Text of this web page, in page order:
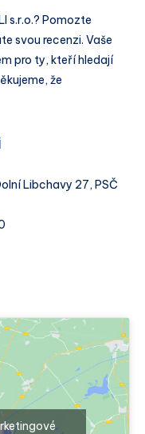
s.r.o.? Pomozte
svou recenzi. Vaše
pro ty, kteří hledají
že
Libchavy 27, PSČ